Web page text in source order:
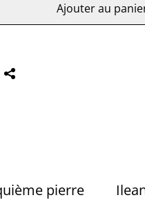
Ajouter au
pierre